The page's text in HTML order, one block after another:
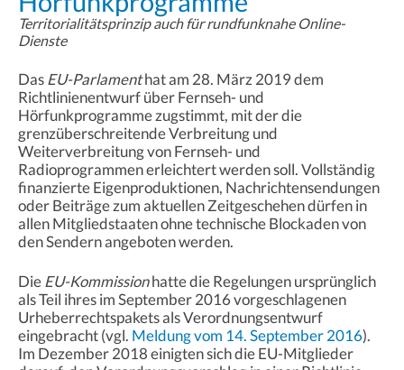
Territorialitätsprinzip auch für rundfunknahe Online-
Dienste
DasEU-Parlamenthat am 28. März 2019 dem
Richtlinienentwurf über Fernseh- und
Hörfunkprogramme zugstimmt, mit der die
grenzüberschreitende Verbreitung und
Weiterverbreitung von Fernseh- und
Radioprogrammen erleichtert werden soll. Vollständig
finanzierte Eigenproduktionen, Nachrichtensendungen
oder Beiträge zum aktuellen Zeitgeschehen dürfen in
allen Mitgliedstaaten ohne technische Blockaden von
den Sendern angeboten werden.
DieEU-Kommissionhatte die Regelungen ursprünglich
als Teil ihres im September 2016 vorgeschlagenen
Urheberrechtspakets als Verordnungsentwurf
eingebracht (vgl. Meldung vom 14. September 2016).
Im Dezember 2018 einigten sich die EU-Mitglieder